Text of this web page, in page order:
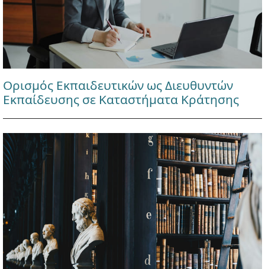
Ορισμός Εκπαιδευτικών ως Διευθυντών
Εκπαίδευσης σε Καταστήματα Κράτησης